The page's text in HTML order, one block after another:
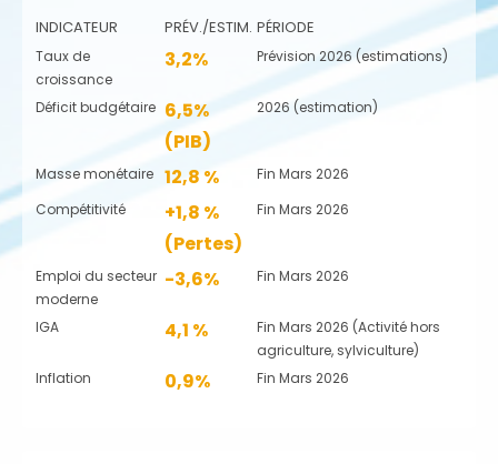
INDICATEUR PRÉV./ESTIM. PÉRIODE
Taux de
croissance
3,2% Prévision 2026 (estimations)
Déficit budgétaire 6,5%
(PIB)
2026 (estimation)
Masse monétaire 12,8 %
Fin Mars 2026
Compétitivité
+1,8 %
(Pertes)
Fin Mars 2026
Emploi du secteur
moderne
-3,6% Fin Mars 2026
IGA 4,1 %
Fin Mars 2026 (Activité hors
agriculture, sylviculture)
Inflation
0,9% Fin Mars 2026